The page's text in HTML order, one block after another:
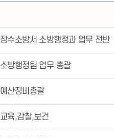
장수소방서 소방행정과 업무 전반
소방행정팀 업무 총괄
예산장비총괄
교육,감찰,보건